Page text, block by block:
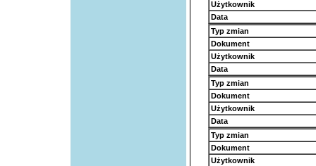
Użytkownik
Data
Typ zmian
Dokument
Użytkownik
Data
Typ zmian
Dokument
Użytkownik
Data
Typ zmian
Dokument
Użytkownik